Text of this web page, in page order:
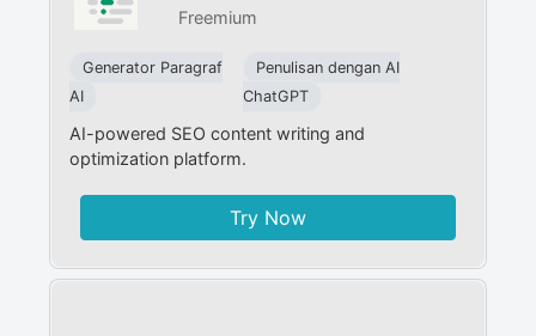
Freemium
Generator Paragraf
AI
Penulisan dengan AI
ChatGPT
AI-powered SEO content writing and
optimization platform.
Try Now